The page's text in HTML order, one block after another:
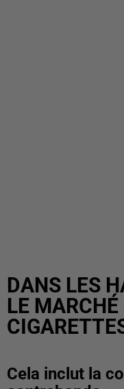
DANS LES
LE
Cela inclut la